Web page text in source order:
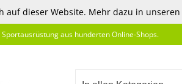
auf dieser Website. Mehr dazu in unseren
aus hunderten Online-Shops.